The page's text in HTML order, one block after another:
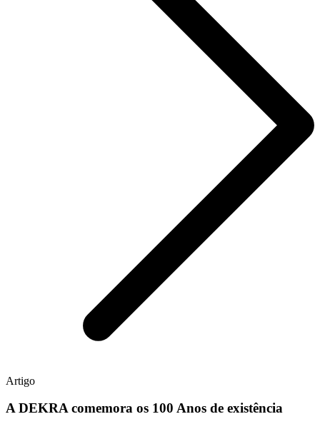
Artigo
A DEKRA comemora os 100 Anos de existência